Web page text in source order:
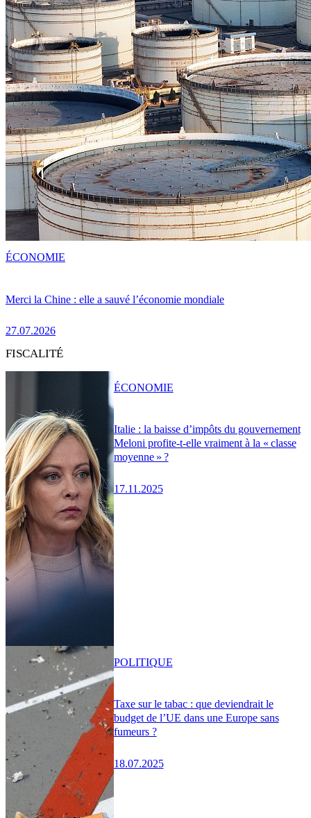
Merci la Chine : elle a sauvé l’économie mondiale
27.07.2026
ÉCONOMIE
FISCALITÉ
Italie : la baisse d’impôts du gouvernement
Meloni profite-t-elle vraiment à la « classe
moyenne » ?
17.11.2025
ÉCONOMIE
Taxe sur le tabac : que deviendrait le
budget de l’UE dans une Europe sans
fumeurs ?
18.07.2025
POLITIQUE